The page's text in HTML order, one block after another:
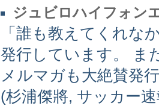
ジュビロハイフォン
「誰も教えてくれな
発行しています。 ま
メルマガも大絶賛発
(杉浦傑將, サッカー